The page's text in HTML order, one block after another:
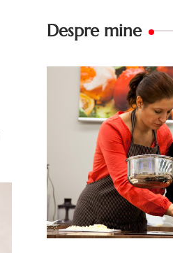
Despre mine